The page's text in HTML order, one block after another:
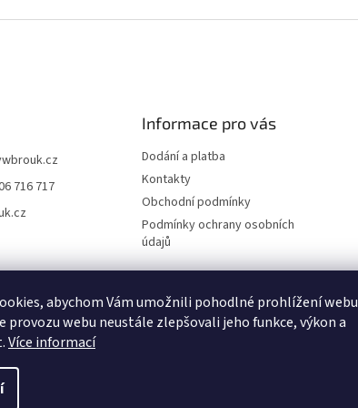
abychom Vám umožnili pohodlné prohlížení webu
provozu webu neustále zlepšovali jeho funkce, výkon a
Více informací
716 717
Informace pro vás
Dodání a platba
Kontakty
Obchodní podmínky
Podmínky ochrany osobních
údajů